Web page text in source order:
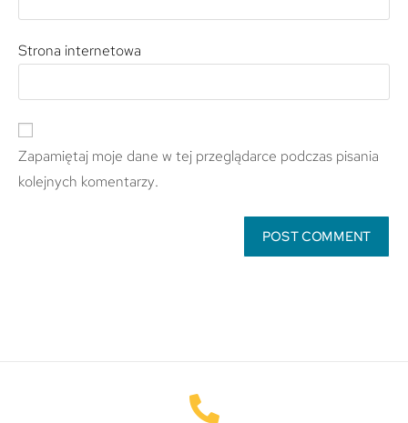
Strona internetowa
Zapamiętaj moje dane w tej przeglądarce podczas pisania
kolejnych komentarzy.